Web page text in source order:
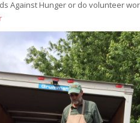
Against Hunger or do volunteer